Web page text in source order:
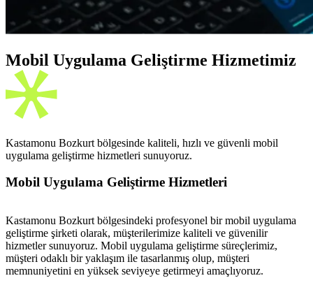
Mobil Uygulama Geliştirme Hizmetimiz
Kastamonu Bozkurt bölgesinde kaliteli, hızlı ve güvenli mobil
uygulama geliştirme hizmetleri sunuyoruz.
Mobil Uygulama Geliştirme Hizmetleri
Kastamonu Bozkurt bölgesindeki profesyonel bir mobil uygulama
geliştirme şirketi olarak, müşterilerimize kaliteli ve güvenilir
hizmetler sunuyoruz. Mobil uygulama geliştirme süreçlerimiz,
müşteri odaklı bir yaklaşım ile tasarlanmış olup, müşteri
memnuniyetini en yüksek seviyeye getirmeyi amaçlıyoruz.